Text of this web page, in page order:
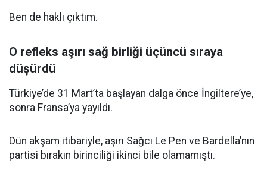
Ben de haklı çıktım.
O refleks aşırı sağ birliği üçüncü sıraya
düşürdü
Türkiye’de 31 Mart’ta başlayan dalga önce İngiltere’ye,
sonra Fransa’ya yayıldı.
Dün akşam itibariyle, aşırı Sağcı Le Pen ve Bardella’nın
partisi bırakın birinciliği ikinci bile olamamıştı.